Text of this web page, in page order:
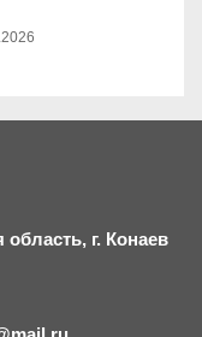
г. Конаев